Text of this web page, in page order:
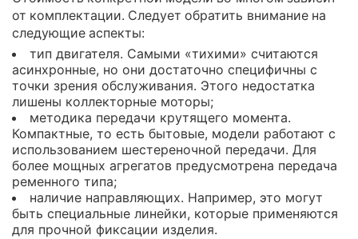
от комплектации. Следует обратить внимание на
следующие аспекты:
тип двигателя. Самыми «тихими» считаются
асинхронные, но они достаточно специфичны с
точки зрения обслуживания. Этого недостатка
лишены коллекторные моторы;
методика передачи крутящего момента.
Компактные, то есть бытовые, модели работают с
использованием шестереночной передачи. Для
более мощных агрегатов предусмотрена передача
ременного типа;
наличие направляющих. Например, это могут
быть специальные линейки, которые применяются
для прочной фиксации изделия.